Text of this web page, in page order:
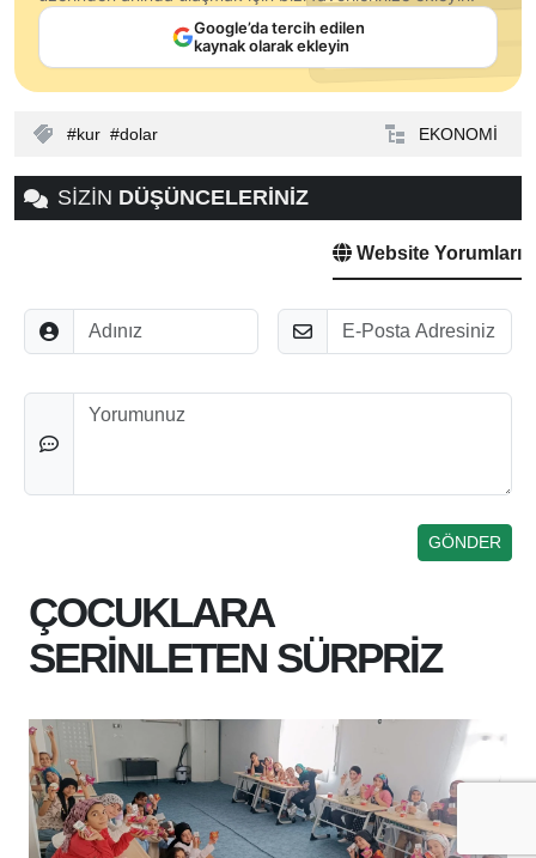
Google’da tercih edilen
kaynak olarak ekleyin
kur dolar EKONOMİ
SİZİN DÜŞÜNCELERİNİZ
Website Yorumları
Adınız E-Posta
Düşünceleriniz
ÇOCUKLARA
SERİNLETEN SÜRPRİZ